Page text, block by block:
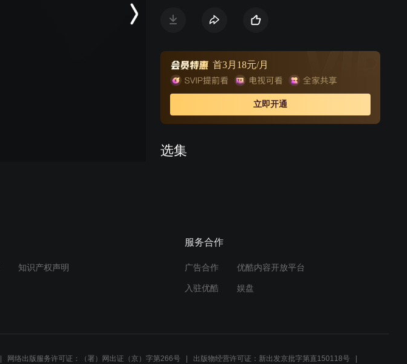
也给她完成另一心愿的机会——呼吁热心人帮她找寻失散
生了一段剪不断理还乱的关系。当云想与天衣两大服装业
龙头的商业大战如火如荼地展开，美丽身不由己地卷入其
中。随即其身世谜团被逐步发现，无奈置身其中的美丽却
始终坚持着她的梦想，用她有如天使一般的心灵影响着周
遭的人们，当所有浮华褪尽，是如钻石般璀璨的梦想照亮
首3月18元/月
立即开通
选集
瞬间不淡定了
08:33
知识产权声明
服务合作
广告合作 优酷内容开放平台
入驻优酷 娱盘
网络出版服务许可证：（署）网出证（京）字第266号 出版物经营许可证：新出发京批字第直150118号